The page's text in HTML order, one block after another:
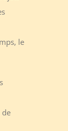
le
de